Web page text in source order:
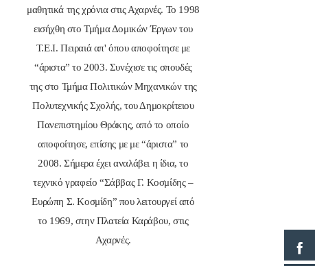
μαθητικά της χρόνια στις Αχαρνές. Το 1998
εισήχθη στο Τμήμα Δομικών Έργων του
Τ.Ε.Ι. Πειραιά απ' όπου αποφοίτησε με
“άριστα” το 2003. Συνέχισε τις σπουδές
της στο Τμήμα Πολιτικών Μηχανικών της
Πολυτεχνικής Σχολής, του Δημοκρίτειου
Πανεπιστημίου Θράκης, από το οποίο
αποφοίτησε, επίσης με με “άριστα” το
2008. Σήμερα έχει αναλάβει η ίδια, το
τεχνικό γραφείο “Σάββας Γ. Κοσμίδης –
Ευρώπη Σ. Κοσμίδη” που λειτουργεί από
το 1969, στην Πλατεία Καράβου, στις
Αχαρνές.